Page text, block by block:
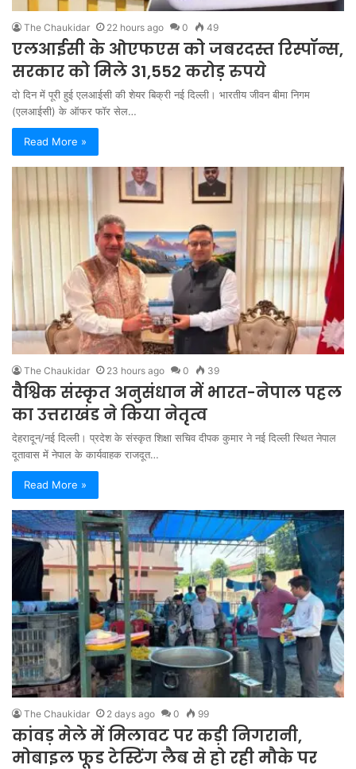
The Chaukidar 22 hours ago 0 49
एलआईसी के ओएफएस को जबरदस्त रिस्पॉन्स,
सरकार को मिले 31,552 करोड़ रुपये
दो दिन में पूरी हुई एलआईसी की शेयर बिक्री नई दिल्ली। भारतीय जीवन बीमा निगम
(एलआईसी) के ऑफर फॉर सेल…
Read More »
The Chaukidar 23 hours ago 0 39
वैश्विक संस्कृत अनुसंधान में भारत-नेपाल पहल
का उत्तराखंड ने किया नेतृत्व
देहरादून/नई दिल्ली। प्रदेश के संस्कृत शिक्षा सचिव दीपक कुमार ने नई दिल्ली स्थित नेपाल
दूतावास में नेपाल के कार्यवाहक राजदूत…
Read More »
The Chaukidar 2 days ago 0 99
कांवड़ मेले में मिलावट पर कड़ी निगरानी,
मोबाइल फूड टेस्टिंग लैब से हो रही मौके पर